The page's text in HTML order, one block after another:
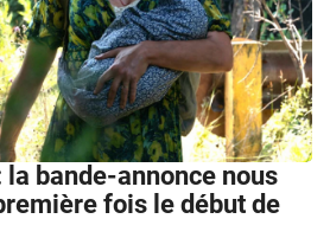
la bande-annonce nous
fois le début de